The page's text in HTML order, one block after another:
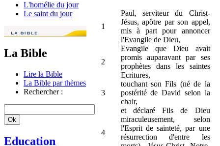
L'homélie du jour
Le saint du jour
La Bible
Lire la Bible
La Bible par thèmes
Rechercher :
Education
1
Paul, serviteur du Christ-
Jésus, apôtre par son appel,
mis à part pour annoncer
l'Evangile de Dieu,
2
Evangile que Dieu avait
promis auparavant par ses
prophètes dans les saintes
Ecritures,
3
touchant son Fils (né de la
postérité de David selon la
chair,
4
et déclaré Fils de Dieu
miraculeusement, selon
l'Esprit de sainteté, par une
résurrection d'entre les